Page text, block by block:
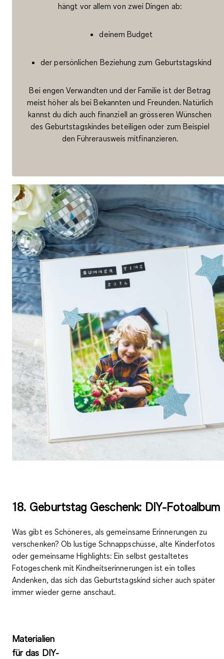
hängt vor allem von zwei Dingen ab:
deinem Budget
der persönlichen Beziehung zum Geburtstagskind
Bei engen Verwandten und der Familie ist der Betrag
meist höher als bei Bekannten und Freunden. Natürlich
kannst du dich auch finanziell an grösseren Wünschen
des Geburtstagskindes beteiligen oder zum Beispiel
den Führerausweis mitfinanzieren.
18. Geburtstag Geschenk: DIY-Fotoalbum
Was gibt es Schöneres, als gemeinsame Erinnerungen zu
verschenken? Ob lustige Schnappschüsse, alte Kinderfotos
oder gemeinsame Highlights: Ein selbst gestaltetes
Fotogeschenk mit Kindheitserinnerungen ist ein tolles
Andenken, das sich das Geburtstagskind sicher auch später
immer wieder gerne anschaut.
Materialien
für das DIY-